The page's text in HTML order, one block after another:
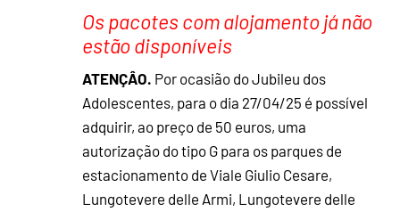
Os pacotes com alojamento já não
estão disponíveis
ATENÇÂO. Por ocasião do Jubileu dos
Adolescentes, para o dia 27/04/25 é possível
adquirir, ao preço de 50 euros, uma
autorização do tipo G para os parques de
estacionamento de Viale Giulio Cesare,
Lungotevere delle Armi, Lungotevere delle